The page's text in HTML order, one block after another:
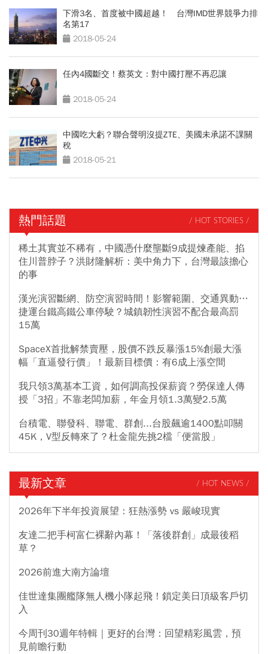
下滑3名、首度被中國超越！ 台灣IMD世界競爭力排
名第17
2018-05-24
任內4國斷交！蔡英文：對中國打壓不再忍讓
2018-05-24
中國吃大虧？聯合聲明沒提ZTE、美國未承諾不課關
稅
2018-05-21
熱門話題 / HOT STORIES /
稀土其實並不稀有，中國憑什麼壟斷9成提煉產能、掐
住川普脖子？洪財隆解析：美中角力下，台灣最該擔心
的事
漢光演習斷網、防空演習時間！影響範圍、交通異動…
捷運台鐵高鐵公車停駛？城鎮韌性演習不配合最高罰
15萬
SpaceX首批解禁賣壓，股價不跌反暴漲15%創最大漲
幅「直逼發行價」！最新目標價：有6成上漲空間
我只領3萬基本工資，如何調高投保薪資？勞保達人傳
授「3招」不靠老闆加薪，年金月領1.3萬變2.5萬
台積電、聯發科、聯電、群創...台股飆逾1400點叩關
45K，V型反轉來了？杜金龍先挑2檔「便當股」
最新文章 / HOT NEWS /
2026年下半年投資展望：狂熱漲勢 vs 嚴峻現實
友達二把手柯富仁裸辭內幕！「落後群創」成最後稻
草？
2026前進大南方論壇
佳世達集團艦隊無人機小隊起飛！鎖定美日頂級客戶切
入
今周刊30週年特輯｜更好的台灣：回望精彩風雲，預
見前瞻行動